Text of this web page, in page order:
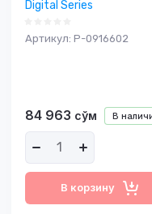
Digital Series
Артикул: P-0916602
В
84 963 сўм
В корзину